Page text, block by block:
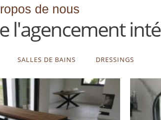
de nous
l'agencement
SALLES DE BAINS DRESSINGS